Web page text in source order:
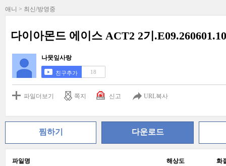
애니 > 최신/방영중
다이아몬드 에이스 ACT2 2기
나뭇잎사랑
친구추가 18
파일더보기 쪽지 신고 URL복사
찜하기 다운로드
파일명 해상도 화